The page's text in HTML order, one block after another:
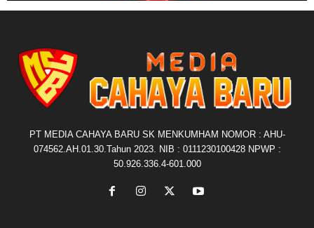
PT MEDIA CAHAYA BARU SK MENKUMHAM NOMOR : AHU-
074562.AH.01.30.Tahun 2023. NIB : 0111230100428 NPWP :
50.926.336.4-601.000